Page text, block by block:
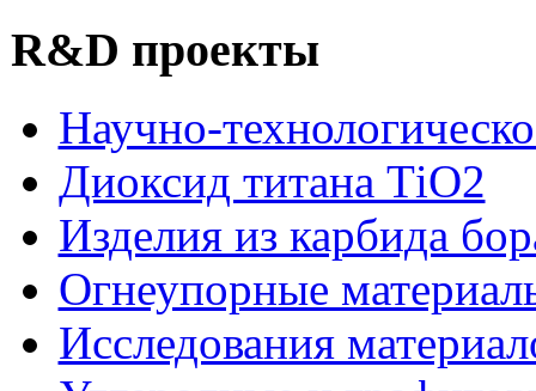
R&D проекты
Научно-
Диоксид титана ТіО2
Изделия из карбида
Огнеупорные
Исследования